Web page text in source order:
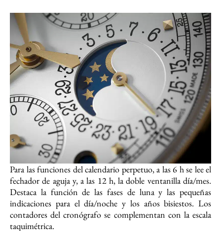
Para las funciones del calendario perpetuo, a las 6 h se lee el
fechador de aguja y, a las 12 h, la doble ventanilla día/mes.
Destaca la función de las fases de luna y las pequeñas
indicaciones para el día/noche y los años bisiestos. Los
contadores del cronógrafo se complementan con la escala
taquimétrica.